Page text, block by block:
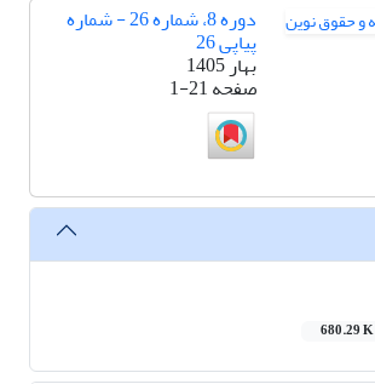
دوره 8، شماره 26 - شماره
پیاپی 26
بهار 1405
صفحه1-21
680.29 K